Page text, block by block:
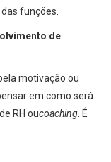
funções.
de
motivação ou
em como será
RH oucoaching . É